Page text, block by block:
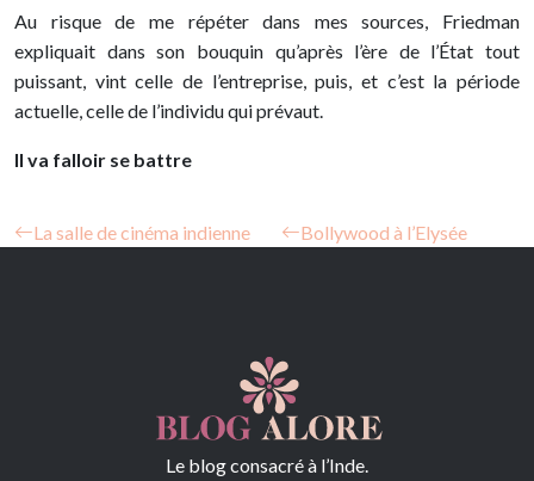
Au risque de me répéter dans mes sources, Friedman
expliquait dans son bouquin qu’après l’ère de l’État tout
puissant, vint celle de l’entreprise, puis, et c’est la période
actuelle, celle de l’individu qui prévaut.
Il va falloir se battre
La salle de cinéma indienne Bollywood à l’Elysée
Le blog consacré à l’Inde.